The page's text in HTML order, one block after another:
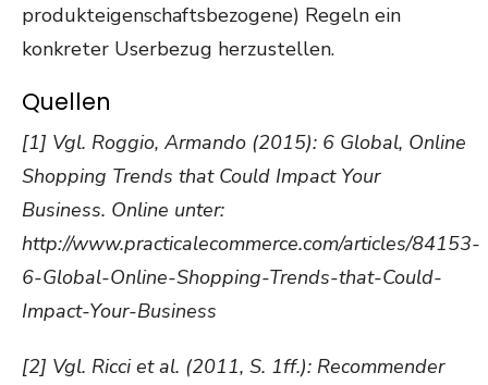
produkteigenschaftsbezogene) Regeln ein
konkreter Userbezug herzustellen.
Quellen
[1] Vgl. Roggio, Armando (2015): 6 Global, Online
Shopping Trends that Could Impact Your
Business. Online unter:
http://www.practicalecommerce.com/articles/84153-
6-Global-Online-Shopping-Trends-that-Could-
Impact-Your-Business
[2] Vgl. Ricci et al. (2011, S. 1ff.): Recommender